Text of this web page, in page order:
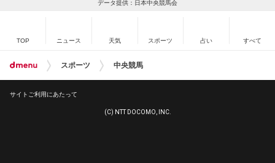
データ提供：日本中央競馬会
TOP ニュース 天気 スポーツ 占い すべて
スポーツ 中央競馬
サイトご利用にあたって
(C) NTT DOCOMO, INC.